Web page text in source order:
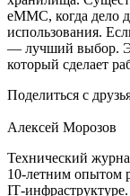
eMMC, когда дело
использования.
— лучший выбор.
который сделает
Поделиться с
Алексей Морозов
Технический
10‑летним опытом
IT‑инфраструктуре.